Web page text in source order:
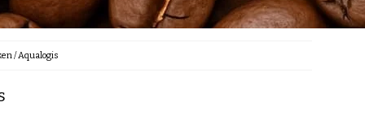
/Aqualogis